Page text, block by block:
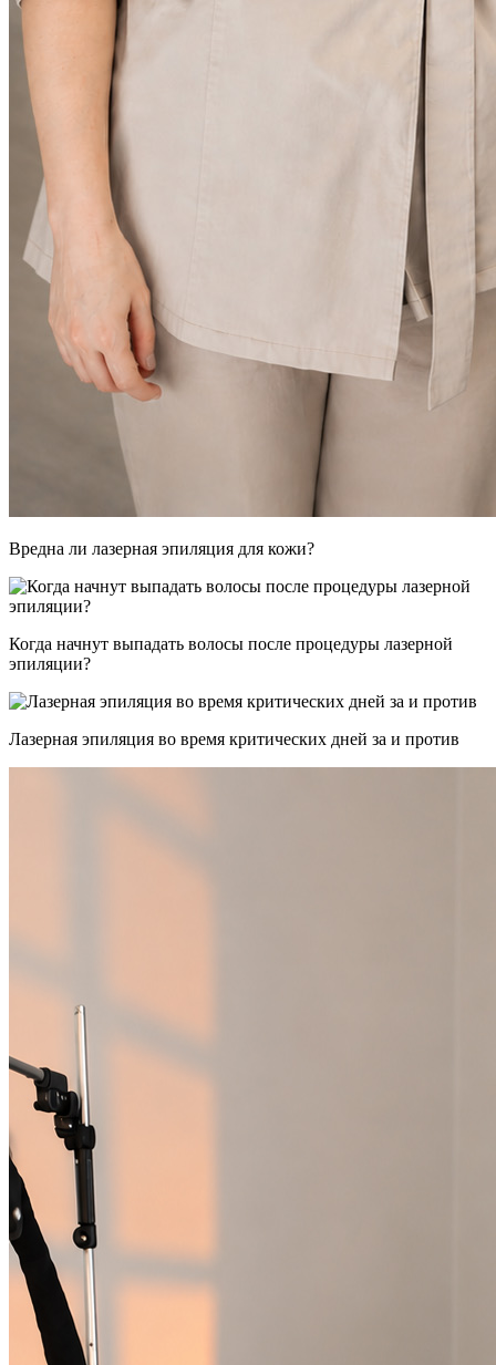
Вредна ли лазерная эпиляция для кожи?
Когда начнут выпадать волосы после процедуры лазерной
эпиляции?
Лазерная эпиляция во время критических дней за и против